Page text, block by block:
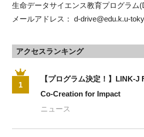
生命データサイエンス教育プログラム
メールアドレス： d-drive@edu.k.u-
アクセスランキング
1
【プログラム決定！】LINK-J
Co-Creation for Impact
ニュース